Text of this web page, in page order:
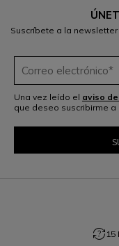
Suscríbete a la
Una vez leído el aviso
que deseo suscribirme a
question_exchange 15